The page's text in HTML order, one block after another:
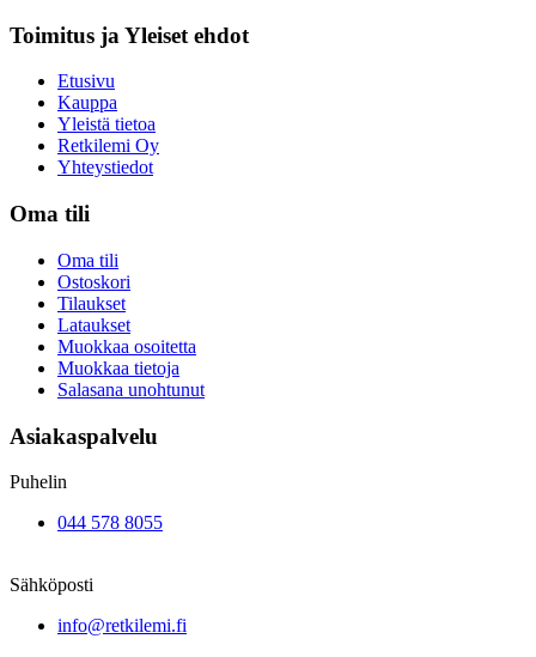
Toimitus ja Yleiset ehdot​
Etusivu
Kauppa
Yleistä tietoa
Retkilemi Oy
Yhteystiedot
Oma tili
Oma tili
Ostoskori
Tilaukset
Lataukset
Muokkaa osoitetta
Muokkaa tietoja
Salasana unohtunut
Asiakaspalvelu
Puhelin
044 578 8055
Sähköposti
info@retkilemi.fi